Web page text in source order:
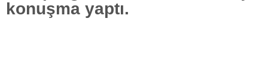
konuşma yaptı.